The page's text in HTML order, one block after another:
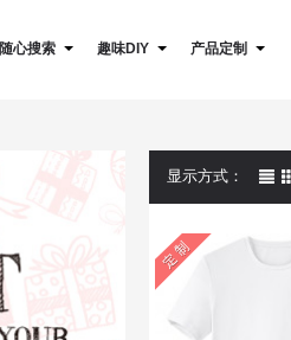
随心搜索 趣味DIY 产品定制
显示方式：